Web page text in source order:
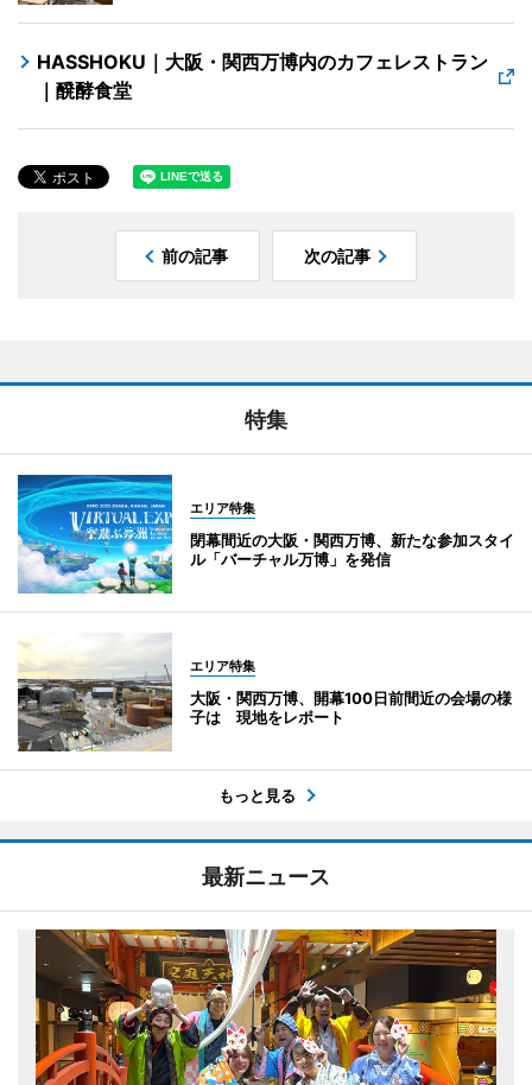
HASSHOKU｜大阪・関西万博内のカフェレストラン
｜醗酵食堂
前の記事 次の記事
特集
エリア特集
閉幕間近の大阪・関西万博、新たな参加スタイ
ル「バーチャル万博」を発信
エリア特集
大阪・関西万博、開幕100日前間近の会場の様
子は 現地をレポート
もっと見る
最新ニュース